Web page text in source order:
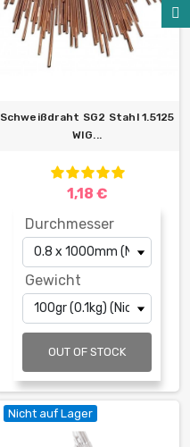
Schweißdraht SG2 Stahl 1.5125
WIG...
1,18 €
Durchmesser
Gewicht
OUT OF STOCK
Nicht auf Lager